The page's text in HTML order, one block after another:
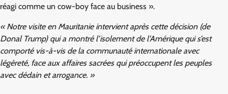
réagi comme un cow-boy face au business ».
« Notre visite en Mauritanie intervient après cette décision (de
Donal Trump) qui a montré l’isolement de l’Amérique qui s’est
comporté vis-à-vis de la communauté internationale avec
légèreté, face aux affaires sacrées qui préoccupent les peuples
avec dédain et arrogance. »